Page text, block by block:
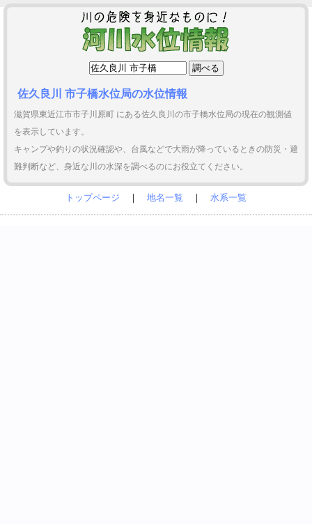
佐久良川 市子橋水位局の水位情報
滋賀県東近江市市子川原町 にある佐久良川の市子橋水位局の現在の観測値
を表示しています。
キャンプや釣りの状況確認や、台風などで大雨が降っているときの防災・避
難判断など、身近な川の水深を調べるのにお役立てください。
トップページ ｜ 地名一覧 ｜ 水系一覧